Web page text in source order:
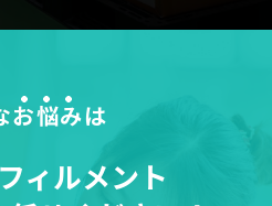
お悩みは
ィルメント